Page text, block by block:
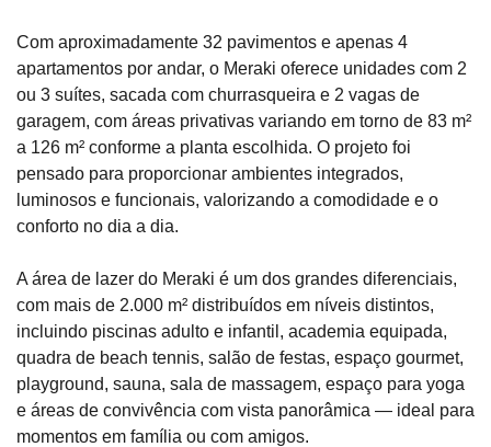
Com aproximadamente 32 pavimentos e apenas 4
apartamentos por andar, o Meraki oferece unidades com 2
ou 3 suítes, sacada com churrasqueira e 2 vagas de
garagem, com áreas privativas variando em torno de 83 m²
a 126 m² conforme a planta escolhida. O projeto foi
pensado para proporcionar ambientes integrados,
luminosos e funcionais, valorizando a comodidade e o
conforto no dia a dia.
A área de lazer do Meraki é um dos grandes diferenciais,
com mais de 2.000 m² distribuídos em níveis distintos,
incluindo piscinas adulto e infantil, academia equipada,
quadra de beach tennis, salão de festas, espaço gourmet,
playground, sauna, sala de massagem, espaço para yoga
e áreas de convivência com vista panorâmica — ideal para
momentos em família ou com amigos.